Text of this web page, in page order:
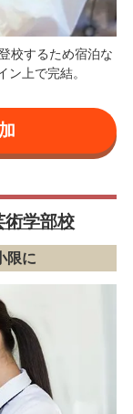
校するため宿泊な
ン上で完結。
術学部校
限に